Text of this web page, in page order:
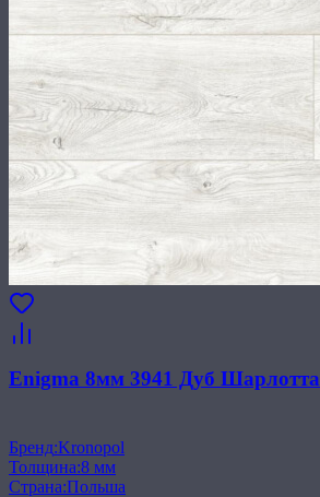
Enigma 8мм 3941 Дуб Шарлотта
Бренд:Kronopol
Толщина:8 мм
Страна:Польша